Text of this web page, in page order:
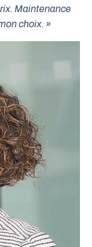
Maintenance
choix. »